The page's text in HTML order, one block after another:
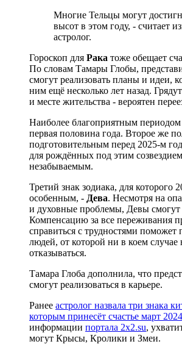
Многие Тельцы могут
высот в этом году, - считает
астролог.
Гороскоп для Рака тоже обещает
По словам Тамары Глобы,
смогут реализовать планы и идеи,
ним ещё несколько лет назад.
и месте жительства - вероятен
Наиболее благоприятным периодом
первая половина года. Второе же
подготовительным перед 2025-м
для рождённых под этим
незабываемым.
Третий знак зодиака, для которого
особенным, - Дева. Несмотря на
и духовные проблемы, Девы смогут
Компенсацию за все переживания
справиться с трудностями поможет
людей, от которой ни в коем случае
отказываться.
Тамара Глоба дополнила, что
смогут реализоваться в карьере.
Ранее астролог назвала три знака
которым принесёт счастье март
информации портала 2x2.su,
могут Крысы, Кролики и Змеи.